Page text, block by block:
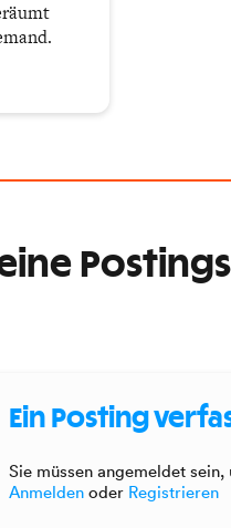
Postings
Ein Posting
Sie müssen angemeldet
Anmelden oder Registrieren